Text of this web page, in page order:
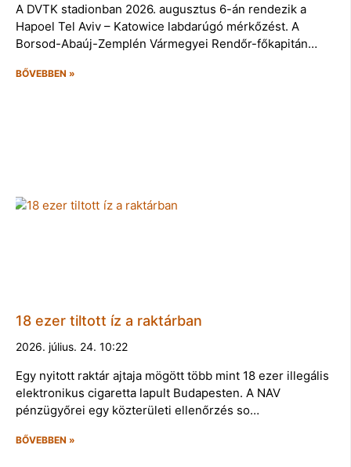
A DVTK stadionban 2026. augusztus 6-án rendezik a
Hapoel Tel Aviv – Katowice labdarúgó mérkőzést. A
Borsod-Abaúj-Zemplén Vármegyei Rendőr-főkapitán…
BŐVEBBEN »
18 ezer tiltott íz a raktárban
2026. július. 24. 10:22
Egy nyitott raktár ajtaja mögött több mint 18 ezer illegális
elektronikus cigaretta lapult Budapesten. A NAV
pénzügyőrei egy közterületi ellenőrzés so…
BŐVEBBEN »